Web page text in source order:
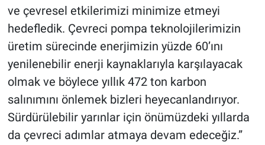
ve çevresel etkilerimizi minimize etmeyi
hedefledik. Çevreci pompa teknolojilerimizin
üretim sürecinde enerjimizin yüzde 60’ını
yenilenebilir enerji kaynaklarıyla karşılayacak
olmak ve böylece yıllık 472 ton karbon
salınımını önlemek bizleri heyecanlandırıyor.
Sürdürülebilir yarınlar için önümüzdeki yıllarda
da çevreci adımlar atmaya devam edeceğiz.”